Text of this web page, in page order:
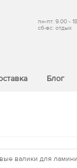
пн-пт: 9.00 -
сб-вс: отдых
Блог
валики для